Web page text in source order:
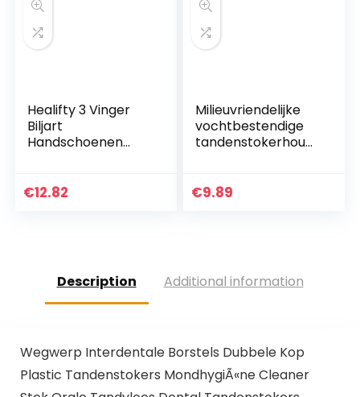
Healifty 3 Vinger
Biljart
Handschoenen
Handschoen Tonen
€12.82
Milieuvriendelijke
vochtbestendige
tandenstokerhoud
Houten voor thuis
€9.89
Description Additional information
Wegwerp Interdentale Borstels Dubbele Kop
Plastic Tandenstokers MondhygiÃ«ne Cleaner